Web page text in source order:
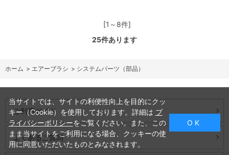
[1～8件]
25件あります
ホーム > エアーブラシ > システムパーツ（部品）
ご利用ガイド
よくあるご質問
当サイトでは、サイトの利便性向上を目的にクッ
キー（Cookie）を使用しております。詳細は プ
ライバシーポリシーをご覧ください。また、この
まま当サイトをご利用になる場合、クッキーの使
用に同意いただいたものとみなされます。
O K